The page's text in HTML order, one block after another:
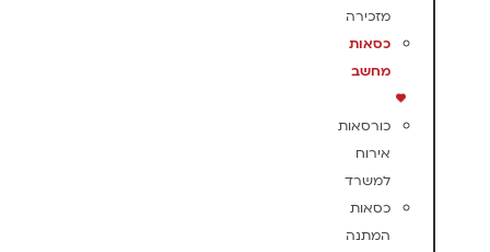
מזכירה
כסאות
מחשב
כורסאות
אירוח
למשרד
כסאות
המתנה